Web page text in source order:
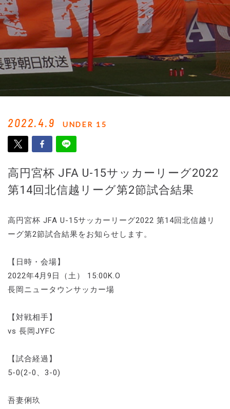
2022.4.9 UNDER 15
高円宮杯 JFA U-15サッカーリーグ2022
第14回北信越リーグ第2節試合結果
高円宮杯 JFA U-15サッカーリーグ2022 第14回北信越リ
ーグ第2節試合結果をお知らせします。
【日時・会場】
2022年4月9日（土） 15:00K.O
長岡ニュータウンサッカー場
【対戦相手】
vs 長岡JYFC
【試合経過】
5-0(2-0、3-0)
吾妻俐玖